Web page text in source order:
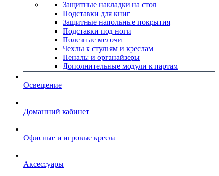
Защитные накладки на стол
Подставки для книг
Защитные напольные покрытия
Подставки под ноги
Полезные мелочи
Чехлы к стульям и креслам
Пеналы и органайзеры
Дополнительные модули к партам
Освещение
Домашний кабинет
Офисные и игровые кресла
Аксессуары